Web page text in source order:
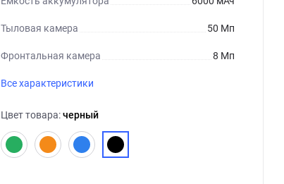
Тыловая камера 50 Мп
Фронтальная камера 8 Мп
Все характеристики
Цвет товара:черный